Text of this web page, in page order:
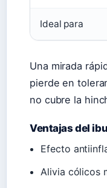
Ideal para
Una mirada
pierde en
no cubre la
Ventajas del
Efecto
Alivia cólicos